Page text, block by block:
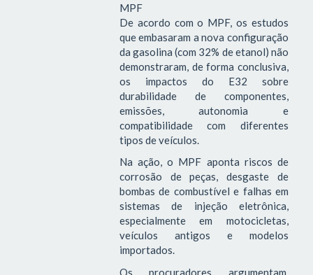
MPF
De acordo com o MPF, os estudos
que embasaram a nova configuração
da gasolina (com 32% de etanol) não
demonstraram, de forma conclusiva,
os impactos do E32 sobre
durabilidade de componentes,
emissões, autonomia e
compatibilidade com diferentes
tipos de veículos.
Na ação, o MPF aponta riscos de
corrosão de peças, desgaste de
bombas de combustível e falhas em
sistemas de injeção eletrônica,
especialmente em motocicletas,
veículos antigos e modelos
importados.
Os procuradores argumentam,